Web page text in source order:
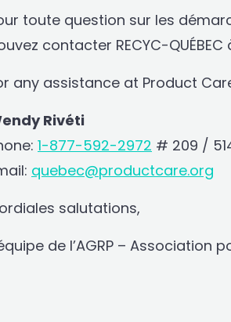
toute question sur les
contacter RECYC-
any assistance at Product
Rivéti
1-877-592-2972 # 209 /
quebec@productcare.org
salutations,
de l’AGRP –